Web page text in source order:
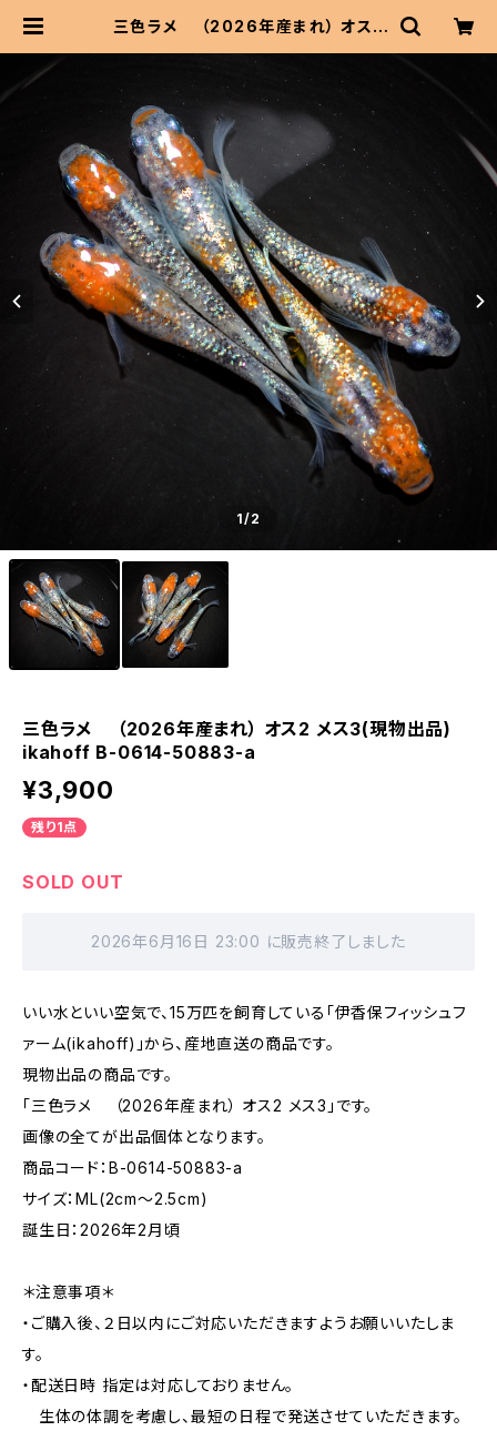
三色ラメ （2026年産まれ） オス2
50883-a | 伊香保フィッシュファー
ムBASEショップ
1/2
三色ラメ （2026年産まれ） オス2 メス3(現物出品)
ikahoff B-0614-50883-a
¥3,900
残り1点
SOLD OUT
2026年6月16日 23:00 に販売終了しました
いい水といい空気で、15万匹を飼育している「伊香保フィッシュフ
ァーム(ikahoff)」から、産地直送の商品です。
現物出品の商品です。
「三色ラメ （2026年産まれ） オス2 メス3」です。
画像の全てが出品個体となります。
商品コード：B-0614-50883-a
サイズ：ML(2cm〜2.5cm)
誕生日：2026年2月頃
＊注意事項＊
・ご購入後、２日以内にご対応いただきますようお願いいたしま
す。
・配送日時 指定は対応しておりません。
生体の体調を考慮し、最短の日程で発送させていただきます。